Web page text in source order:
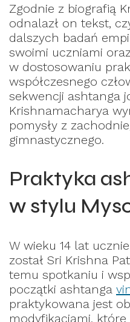
Zgodnie z biografią
odnalazł on tekst,
dalszych badań
swoimi uczniami
w dostosowaniu
współczesnego
sekwencji ashtanga
Krishnamacharya
pomysły z
gimnastycznego.
Praktyka
w stylu
W wieku 14 lat
został Sri Krishna
temu spotkaniu i
początki ashtanga
praktykowana jest
modyfikacjami,